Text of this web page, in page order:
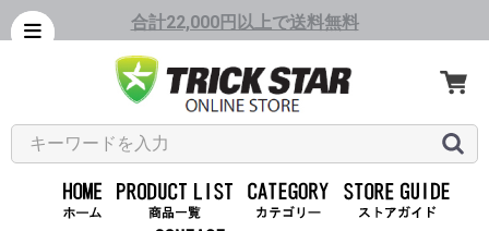
合計22,000円以上で送料無料